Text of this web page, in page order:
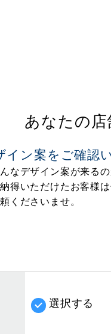
あなたの
ン案をご確認
なデザイン案が来る
得いただけたお客様
くださいませ。
選択する